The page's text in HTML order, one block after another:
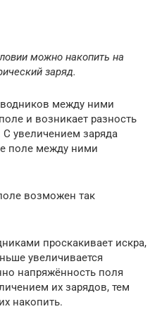
можно накопить на
заряд.
между ними
и возникает разность
увеличением заряда
поле между ними
возможен так
проскакивает искра,
увеличивается
напряжённость поля
их зарядов, тем
накопить.